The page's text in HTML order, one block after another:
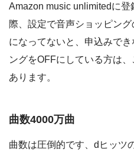
Amazon music unlimitedに
際、設定で音声ショッピン
になってないと、申込みで
ングをOFFにしている方は
あります。
曲数4000万曲
曲数は圧倒的です、dヒッツ